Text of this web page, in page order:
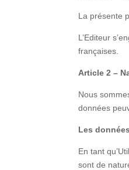
La présente
L’Editeur
françaises.
Article 2 –
Nous
données
Les
En tant
sont de